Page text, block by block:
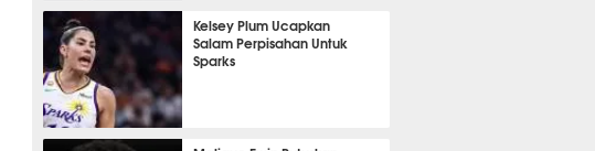
BASKET
Kelsey Plum Ucapkan
Salam Perpisahan Untuk
Sparks
BASKET